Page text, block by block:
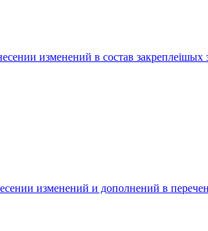
изменений в состав
изменений и дополнений в